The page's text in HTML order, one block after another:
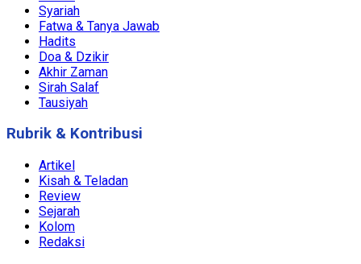
Syariah
Fatwa & Tanya Jawab
Hadits
Doa & Dzikir
Akhir Zaman
Sirah Salaf
Tausiyah
Rubrik & Kontribusi
Artikel
Kisah & Teladan
Review
Sejarah
Kolom
Redaksi